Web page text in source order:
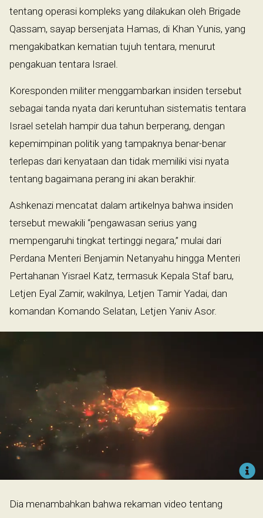
tentang operasi kompleks yang dilakukan oleh Brigade
Qassam, sayap bersenjata Hamas, di Khan Yunis, yang
mengakibatkan kematian tujuh tentara, menurut
pengakuan tentara Israel.
Koresponden militer menggambarkan insiden tersebut
sebagai tanda nyata dari keruntuhan sistematis tentara
Israel setelah hampir dua tahun berperang, dengan
kepemimpinan politik yang tampaknya benar-benar
terlepas dari kenyataan dan tidak memiliki visi nyata
tentang bagaimana perang ini akan berakhir.
Ashkenazi mencatat dalam artikelnya bahwa insiden
tersebut mewakili “pengawasan serius yang
mempengaruhi tingkat tertinggi negara,” mulai dari
Perdana Menteri Benjamin Netanyahu hingga Menteri
Pertahanan Yisrael Katz, termasuk Kepala Staf baru,
Letjen Eyal Zamir, wakilnya, Letjen Tamir Yadai, dan
komandan Komando Selatan, Letjen Yaniv Asor.
Dia menambahkan bahwa rekaman video tentang